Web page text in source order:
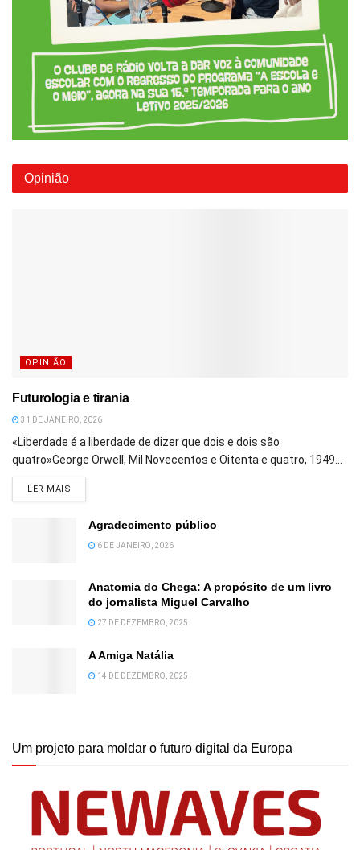
Opinião
OPINIÃO
Futurologia e tirania
31 DE JANEIRO, 2026
«Liberdade é a liberdade de dizer que dois e dois são
quatro»George Orwell, Mil Novecentos e Oitenta e quatro, 1949...
LER MAIS
Agradecimento público
6 DE JANEIRO, 2026
Anatomia do Chega: A propósito de um livro
do jornalista Miguel Carvalho
27 DE DEZEMBRO, 2025
A Amiga Natália
14 DE DEZEMBRO, 2025
Um projeto para moldar o futuro digital da Europa